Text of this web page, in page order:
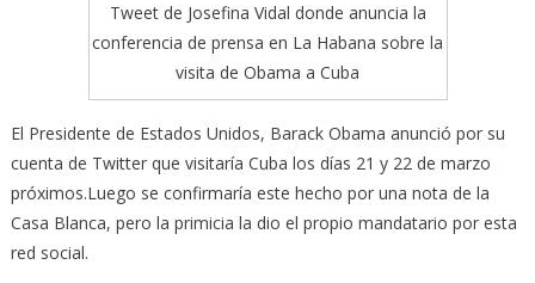
Tweet de Josefina Vidal donde anuncia la
conferencia de prensa en La Habana sobre la
visita de Obama a Cuba
El Presidente de Estados Unidos, Barack Obama anunció por su
cuenta de Twitter que visitaría Cuba los días 21 y 22 de marzo
próximos.Luego se confirmaría este hecho por una nota de la
Casa Blanca, pero la primicia la dio el propio mandatario por esta
red social.